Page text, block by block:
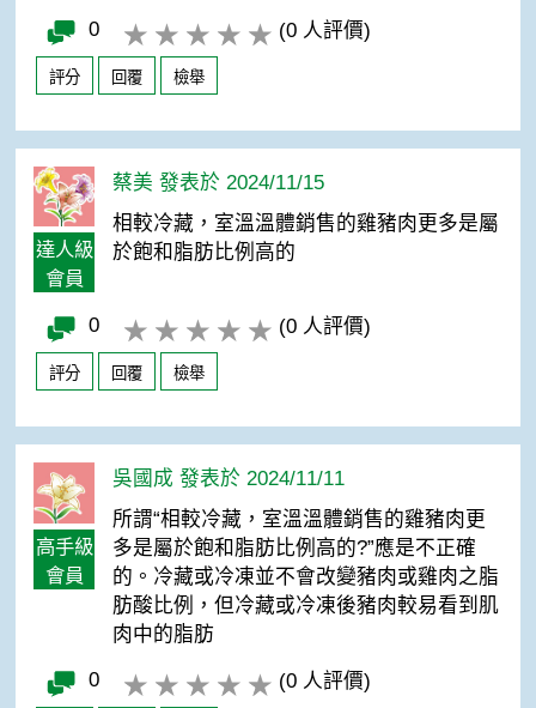
0 (0 人評價)
評分 回覆 檢舉
達人級
會員
蔡美 發表於 2024/11/15
相較冷藏，室溫溫體銷售的雞豬肉更多是屬
於飽和脂肪比例高的
0 (0 人評價)
評分 回覆 檢舉
高手級
會員
吳國成 發表於 2024/11/11
所謂“相較冷藏，室溫溫體銷售的雞豬肉更
多是屬於飽和脂肪比例高的?”應是不正確
的。冷藏或冷凍並不會改變豬肉或雞肉之脂
肪酸比例，但冷藏或冷凍後豬肉較易看到肌
肉中的脂肪
0 (0 人評價)